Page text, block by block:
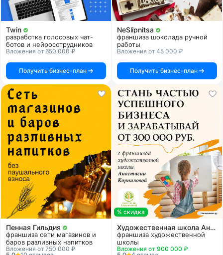
Twin
разработка голосовых чат-
ботов и нейросотрудников
Вложения от 650 000 ₽
Получить бизнес-план
NeSlipnitsa
франшиза шоколада ручной
работы
Вложения от 45 000 ₽
Получить бизнес-план
Пенная Гильдия
франшиза сети магазинов и
баров разливных напитков
Вложения от 750 000 ₽
% скидка
Художественная школа Анастасии Корниловой
франшиза художественной
школы
Вложения от 900 000 ₽